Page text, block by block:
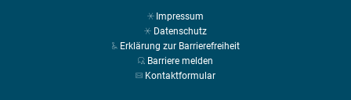
Impressum
Datenschutz
Erklärung zur Barrierefreiheit
Barriere melden
Kontaktformular